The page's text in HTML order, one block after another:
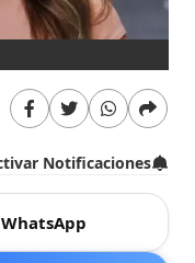
Notificaciones